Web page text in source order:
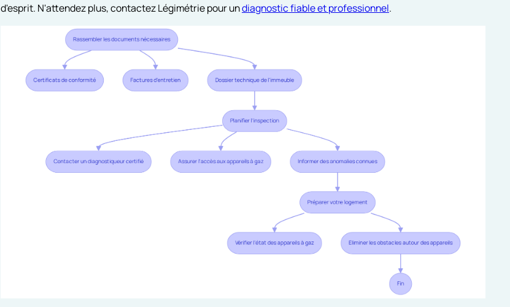
d'esprit. N'attendez plus, contactez Légimétrie pour undiagnostic fiable et professionnel.